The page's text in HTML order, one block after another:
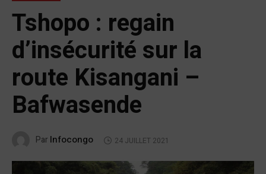
Tshopo : regain
d’insécurité sur la
route Kisangani –
Bafwasende
Par Infocongo 24 JUILLET 2021